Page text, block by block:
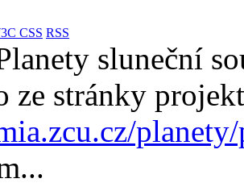
CSS RSS
sluneční
ze stránky